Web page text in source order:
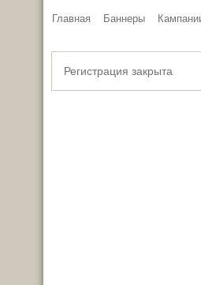
Главная Баннеры
Регистрация закрыта